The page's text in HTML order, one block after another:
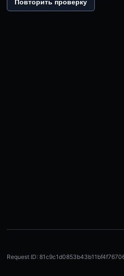
Повторить проверку
Request ID: